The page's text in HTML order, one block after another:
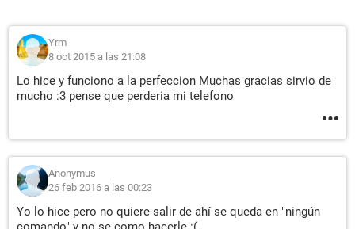
Yrm
8 oct 2015 a las 21:08
Lo hice y funciono a la perfeccion Muchas gracias sirvio de
mucho :3 pense que perderia mi telefono
Anonymus
26 feb 2016 a las 00:23
Yo lo hice pero no quiere salir de ahí se queda en "ningún